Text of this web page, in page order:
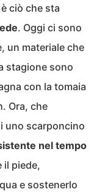
ciò che sta
. Oggi ci sono
un materiale che
stagione sono
con la tomaia
Ora, che
uno scarponcino
nel tempo
il piede,
e sostenerlo